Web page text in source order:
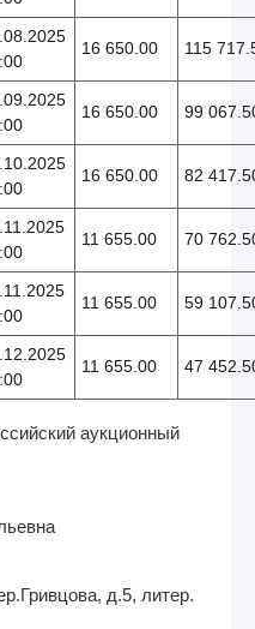
16 650.00 115
16 650.00 99
16 650.00 82
11 655.00 70
11 655.00 59
11 655.00 47
аукционный
д.5, литер.